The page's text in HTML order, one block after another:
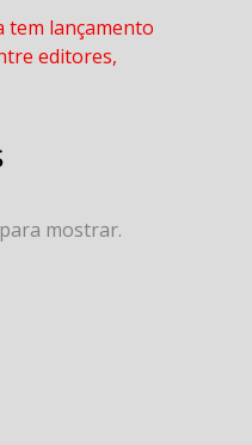
tem lançamento
editores,
mostrar.